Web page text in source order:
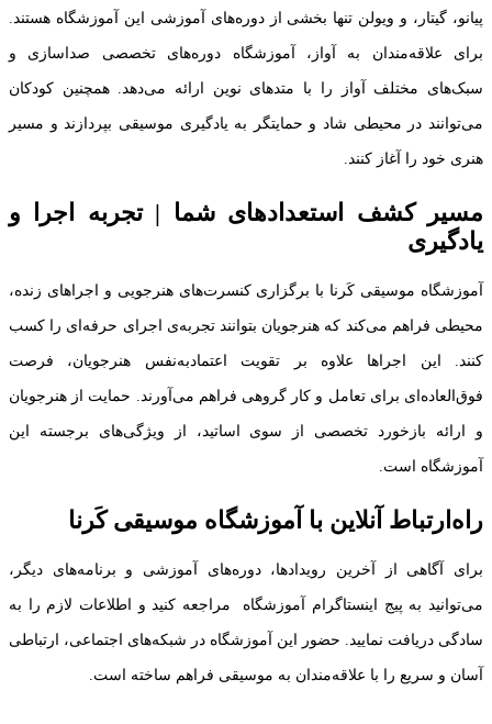
پیانو، گیتار، و ویولن تنها بخشی از دوره‌های آموزشی این آموزشگاه هستند.
برای علاقه‌مندان به آواز، آموزشگاه دوره‌های تخصصی صداسازی و
سبک‌های مختلف آواز را با متدهای نوین ارائه می‌دهد. همچنین کودکان
می‌توانند در محیطی شاد و حمایتگر به یادگیری موسیقی بپردازند و مسیر
هنری خود را آغاز کنند.
مسیر کشف استعدادهای شما | تجربه اجرا و
یادگیری
آموزشگاه موسیقی کَرنا با برگزاری کنسرت‌های هنرجویی و اجراهای زنده،
محیطی فراهم می‌کند که هنرجویان بتوانند تجربه‌ی اجرای حرفه‌ای را کسب
کنند. این اجراها علاوه بر تقویت اعتمادبه‌نفس هنرجویان، فرصت
فوق‌العاده‌ای برای تعامل و کار گروهی فراهم می‌آورند. حمایت از هنرجویان
و ارائه بازخورد تخصصی از سوی اساتید، از ویژگی‌های برجسته این
آموزشگاه است.
راه‌ارتباط آنلاین با آموزشگاه موسیقی کَرنا
برای آگاهی از آخرین رویدادها، دوره‌های آموزشی و برنامه‌های دیگر،
می‌توانید به پیج اینستاگرام آموزشگاه مراجعه کنید و اطلاعات لازم را به
سادگی دریافت نمایید. حضور این آموزشگاه در شبکه‌های اجتماعی، ارتباطی
آسان و سریع را با علاقه‌مندان به موسیقی فراهم ساخته است.